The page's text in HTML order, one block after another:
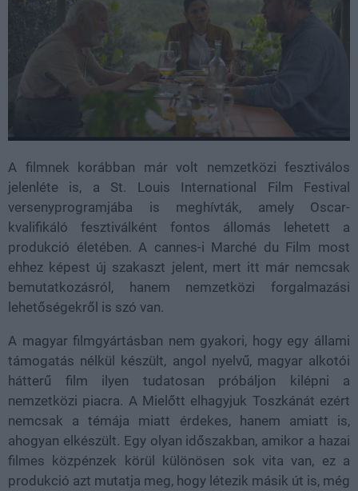
A filmnek korábban már volt nemzetközi fesztiválos
jelenléte is, a St. Louis International Film Festival
versenyprogramjába is meghívták, amely Oscar-
kvalifikáló fesztiválként fontos állomás lehetett a
produkció életében. A cannes-i Marché du Film most
ehhez képest új szakaszt jelent, mert itt már nemcsak
bemutatkozásról, hanem nemzetközi forgalmazási
lehetőségekről is szó van.
A magyar filmgyártásban nem gyakori, hogy egy állami
támogatás nélkül készült, angol nyelvű, magyar alkotói
hátterű film ilyen tudatosan próbáljon kilépni a
nemzetközi piacra. A Mielőtt elhagyjuk Toszkánát ezért
nemcsak a témája miatt érdekes, hanem amiatt is,
ahogyan elkészült. Egy olyan időszakban, amikor a hazai
filmes közpénzek körül különösen sok vita van, ez a
produkció azt mutatja meg, hogy létezik másik út is, még